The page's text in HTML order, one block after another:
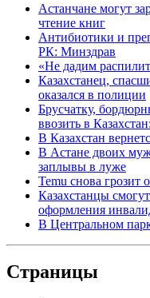
Астанчане могут
чтение книг
Антибиотики и
РК: Минздрав
«Не дадим
Казахстанец,
оказался в полиции
Брусчатку,
ввозить в
В Казахстан
В Астане двоих
заплывы в луже
Temu снова
Казахстанцы
оформления
В Центральном
Страницы